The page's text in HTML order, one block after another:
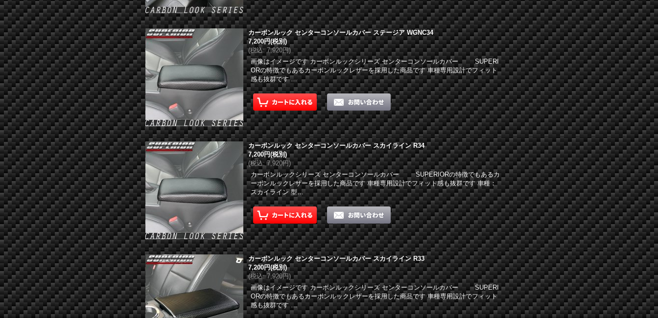
カーボンルック センターコンソールカバー ステージア WGNC34
7,200円(税別)
(税込: 7,920円)
画像はイメージです カーボンルックシリーズ センターコンソールカバー SUPERI
ORの特徴でもあるカーボンルックレザーを採用した商品です 車種専用設計でフィット
感も抜群です …
カーボンルック センターコンソールカバー スカイライン R34
7,200円(税別)
(税込: 7,920円)
カーボンルックシリーズ センターコンソールカバー SUPERIORの特徴でもあるカ
ーボンルックレザーを採用した商品です 車種専用設計でフィット感も抜群です 車種：
スカイライン 型…
カーボンルック センターコンソールカバー スカイライン R33
7,200円(税別)
(税込: 7,920円)
画像はイメージです カーボンルックシリーズ センターコンソールカバー SUPERI
ORの特徴でもあるカーボンルックレザーを採用した商品です 車種専用設計でフィット
感も抜群です …